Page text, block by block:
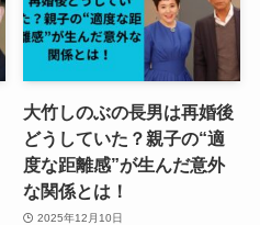
大竹しのぶの長男は再婚後
どうしていた？親子の“適
度な距離感”が生んだ意外
な関係とは！
2025年12月10日